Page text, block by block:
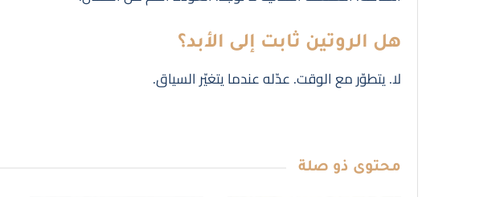
هل الروتين ثابت إلى الأبد؟
لا. يتطوّر مع الوقت. عدّله عندما يتغيّر السياق.
محتوى ذو صلة